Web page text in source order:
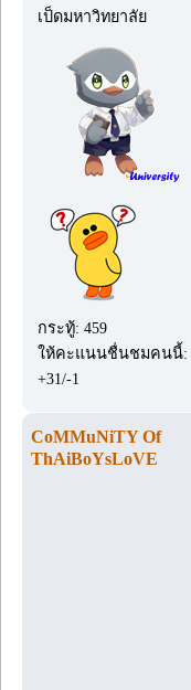
เป็ดมหาวิทยาลัย
กระทู้: 459
ให้คะแนนชื่นชมคนนี้:
+31/-1
CoMMuNiTY Of
ThAiBoYsLoVE